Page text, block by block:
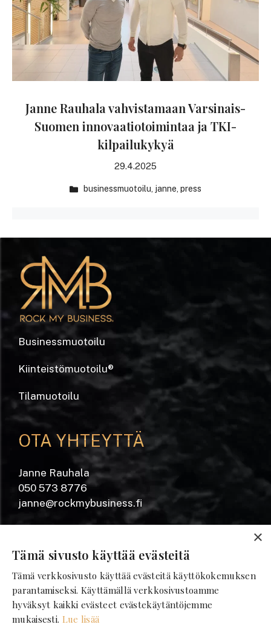
Janne Rauhala vahvistamaan Varsinais-
Suomen innovaatiotoimintaa ja TKI-
kilpailukykyä
29.4.2025
businessmuotoilu, janne, press
Businessmuotoilu
Kiinteistömuotoilu®
Tilamuotoilu
OTA YHTEYTTÄ
Janne Rauhala
050 573 8776
janne@rockmybusiness.fi
SEURAA MEITÄ
Facebook
×
Tämä sivusto käyttää evästeitä
Tämä verkkosivusto käyttää evästeitä käyttökokemuksen
parantamiseksi. Käyttämällä verkkosivustoamme
hyväksyt kaikki evästeet evästekäytäntöjemme
mukaisesti. Lue lisää